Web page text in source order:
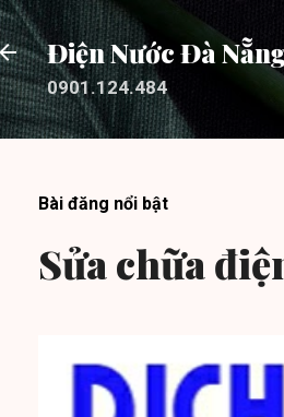
Điện Nước Đà
0901.124.484
Bài đăng nổi bật
Sửa chữa